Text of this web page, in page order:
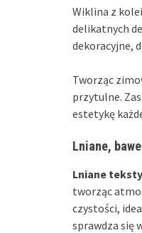
Wiklina z
delikatnych
dekoracyjne,
Tworząc
przytulne.
estetykę
Lniane,
Lniane
tworząc
czystości,
sprawdza się